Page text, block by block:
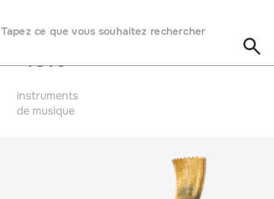
Tapez ce que vous souhaitez rechercher
1816
instruments
de musique